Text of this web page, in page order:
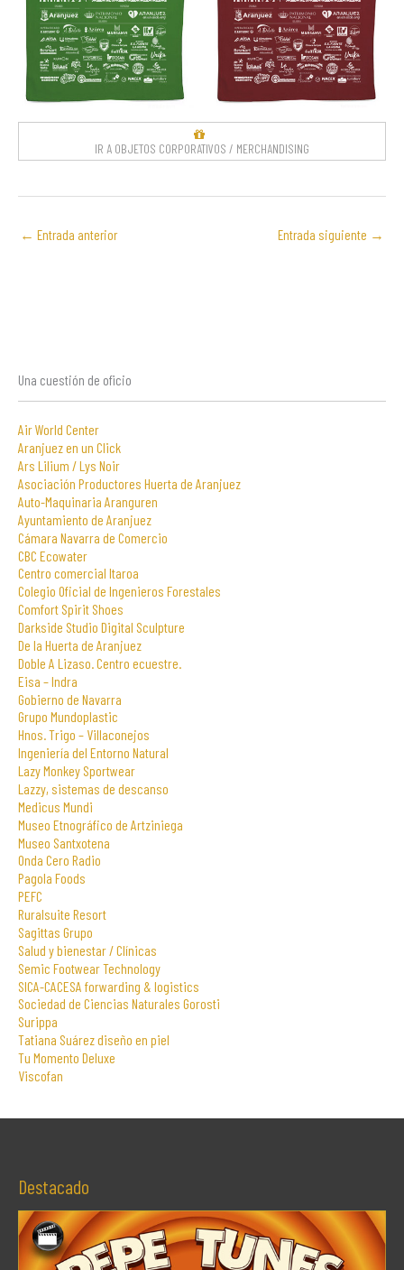
IR A OBJETOS CORPORATIVOS / MERCHANDISING
← Entrada anterior Entrada siguiente →
Una cuestión de oficio
Air World Center
Aranjuez en un Click
Ars Lilium / Lys Noir
Asociación Productores Huerta de Aranjuez
Auto-Maquinaria Aranguren
Ayuntamiento de Aranjuez
Cámara Navarra de Comercio
CBC Ecowater
Centro comercial Itaroa
Colegio Oficial de Ingenieros Forestales
Comfort Spirit Shoes
Darkside Studio Digital Sculpture
De la Huerta de Aranjuez
Doble A Lizaso. Centro ecuestre.
Eisa – Indra
Gobierno de Navarra
Grupo Mundoplastic
Hnos. Trigo – Villaconejos
Ingeniería del Entorno Natural
Lazy Monkey Sportwear
Lazzy, sistemas de descanso
Medicus Mundi
Museo Etnográfico de Artziniega
Museo Santxotena
Onda Cero Radio
Pagola Foods
PEFC
Ruralsuite Resort
Sagittas Grupo
Salud y bienestar / Clínicas
Semic Footwear Technology
SICA-CACESA forwarding & logistics
Sociedad de Ciencias Naturales Gorosti
Surippa
Tatiana Suárez diseño en piel
Tu Momento Deluxe
Viscofan
Destacado